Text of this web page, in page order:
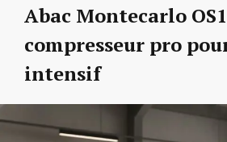
Abac Montecarlo
compresseur pro
intensif